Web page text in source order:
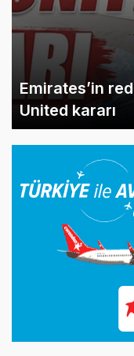
Emirates’in
United kararı